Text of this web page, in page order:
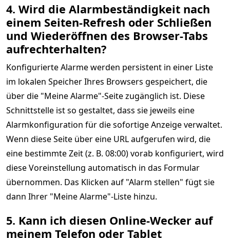
4. Wird die Alarmbeständigkeit nach
einem Seiten-Refresh oder Schließen
und Wiederöffnen des Browser-Tabs
aufrechterhalten?
Konfigurierte Alarme werden persistent in einer Liste
im lokalen Speicher Ihres Browsers gespeichert, die
über die "Meine Alarme"-Seite zugänglich ist. Diese
Schnittstelle ist so gestaltet, dass sie jeweils eine
Alarmkonfiguration für die sofortige Anzeige verwaltet.
Wenn diese Seite über eine URL aufgerufen wird, die
eine bestimmte Zeit (z. B. 08:00) vorab konfiguriert, wird
diese Voreinstellung automatisch in das Formular
übernommen. Das Klicken auf "Alarm stellen" fügt sie
dann Ihrer "Meine Alarme"-Liste hinzu.
5. Kann ich diesen Online-Wecker auf
meinem Telefon oder Tablet